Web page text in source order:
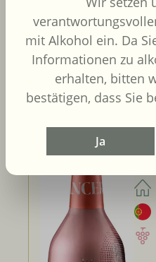
In
mit Alkohol ein. Da
Informationen zu
erhalten, bitten
bestätigen, dass Sie
Ja